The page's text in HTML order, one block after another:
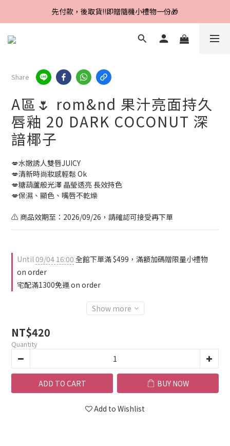
Line好友招募中，首購、回購皆贈100元
先付款，後取貨‼️即贈隨機小禮物一份🎁
Line好友招募中，首購、回購皆贈100元
Share
A區🌷 rom&nd 果汁亮面持久
唇釉 20 DARK COCONUT 深
諳椰子
💋水嫩誘人雙唇JUICY
💋清新時尚妝感輕鬆 Ok
💋糖葫蘆般光澤 晶瑩透亮 長效持色
💋保濕、顯色、嘴唇不乾燥
⚠️ 商品效期至：2026/09/26，請確認可接受再下單
Until09/04 16:00 全館下單滿 $499，滿額加碼贈限量小禮物
on order
宅配滿1300免運 on order
Show more
NT$420
Quantity
ADD TO CART BUY NOW
Add to Wishlist